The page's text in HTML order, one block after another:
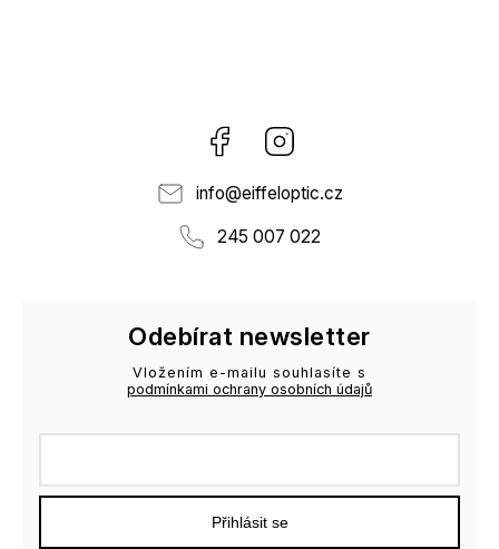
Facebook
info@eiffeloptic.cz
245 007 022
Odebírat newsletter
Vložením e-mailu souhlasíte s
podmínkami ochrany osobních údajů
Přihlásit se